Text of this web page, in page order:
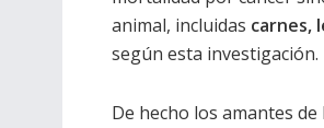
animal, incluidas carnes,
según esta investigación.
De hecho los amantes